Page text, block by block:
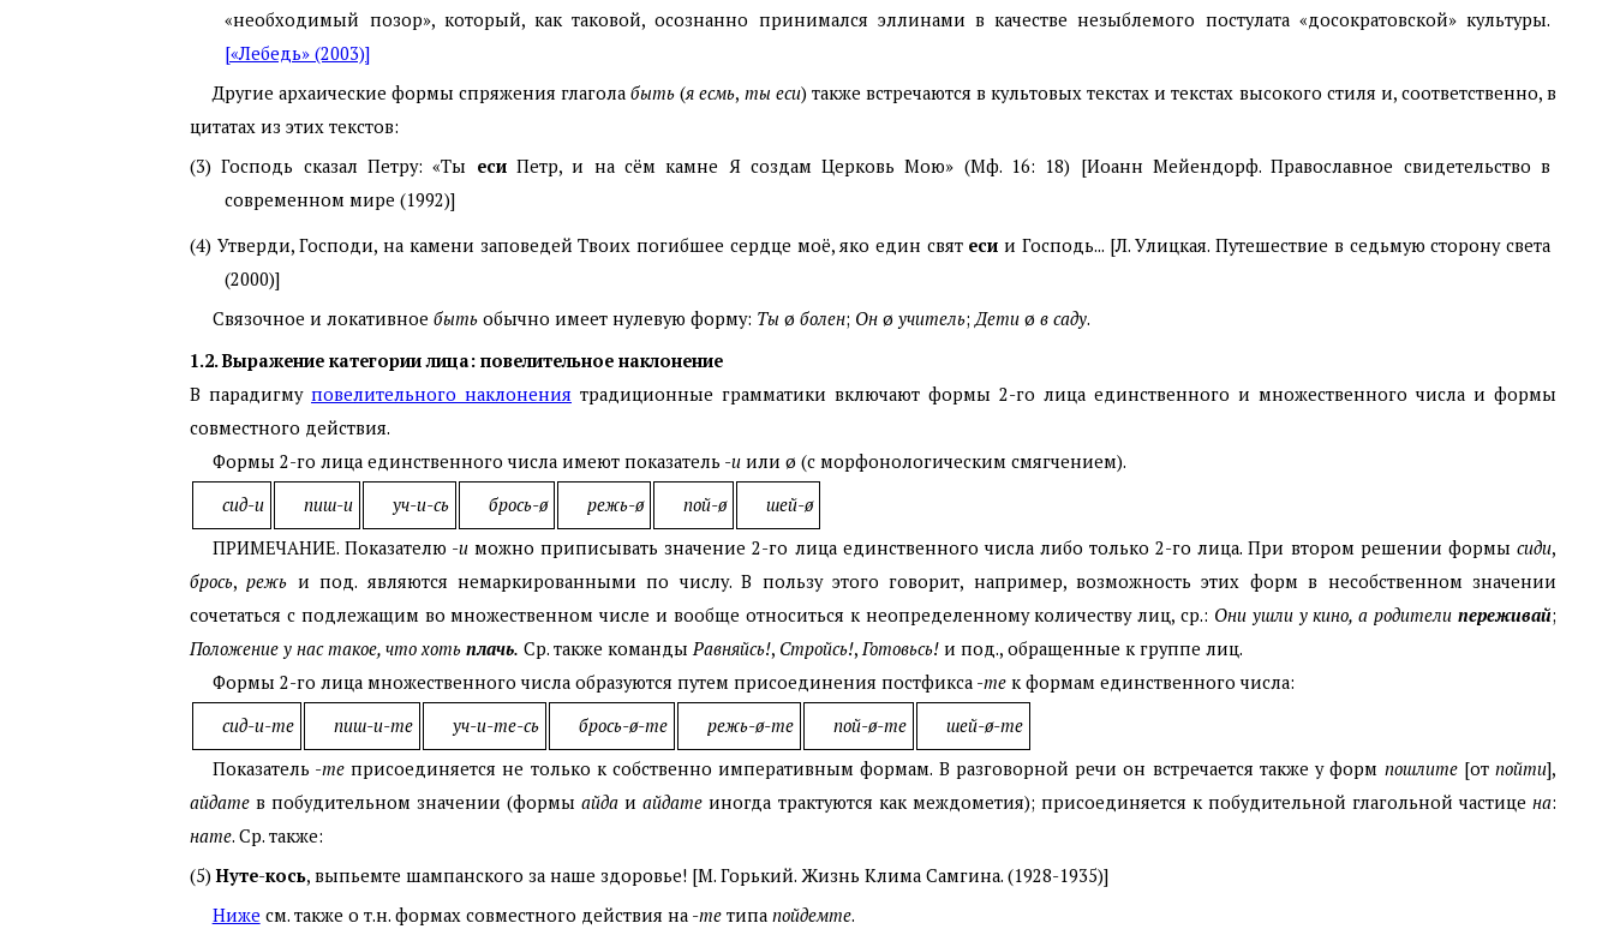
«необходимый позор», который, как таковой, осознанно принимался эллинами в качестве незыблемого постулата «досократовской» культуры.
[«Лебедь» (2003)]
Другие архаические формы спряжения глаголабыть (я есмь, ты еси) также встречаются в культовых текстах и текстах высокого стиля и, соответственно, в
цитатах из этих текстов:
(3) Господь сказал Петру: «Ты есиПетр, и на сём камне Я создам Церковь Мою» (Мф. 16: 18) [Иоанн Мейендорф. Православное свидетельство в
современном мире (1992)]
(4) Утверди, Господи, на камени заповедей Твоих погибшее сердце моё, яко един свят еси и Господь... [Л. Улицкая. Путешествие в седьмую сторону света
(2000)]
Связочное и локативное бытьобычно имеет нулевую форму: Ты ø болен; Онø учитель;Детиø в саду.
1.2. Выражение категории лица: повелительное наклонение
В парадигму повелительного наклонения традиционные грамматики включают формы 2-го лица единственного и множественного числа и формы
совместного действия.
Формы 2-го лица единственного числа имеют показатель -иили ø (с морфонологическим смягчением).
сид-и
пиш-и уч-и-сь брось-ø режь-ø пой-ø
шей-ø
ПРИМЕЧАНИЕ. Показателю -иможно приписывать значение 2-го лица единственного числа либо только 2-го лица. При втором решении формысиди,
брось,режь и под. являются немаркированными по числу. В пользу этого говорит, например, возможность этих форм в несобственном значении
сочетаться с подлежащим во множественном числе и вообще относиться к неопределенному количеству лиц, ср.: Они ушли у кино, а родителипереживай;
Положение у нас такое, что хоть плачь. Ср. также команды Равняйсь!, Стройсь!, Готовьсь! и под., обращенные к группе лиц.
Формы 2-го лица множественного числа образуются путем присоединения постфикса -тек формам единственного числа:
сид-и-те
пиш-и-те уч-и-те-сь брось-ø-те режь-ø-те пой-ø-те
шей-ø-те
Показатель -теприсоединяется не только к собственно императивным формам. В разговорной речи он встречается также у форм пошлите[отпойти],
айдате в побудительном значении (формыайда иайдате иногда трактуются как междометия); присоединяется к побудительной глагольной частицена:
нате. Ср. также:
(5)Нуте-кось, выпьемте шампанского за наше здоровье! [М. Горький. Жизнь Клима Самгина. (1928-1935)]
Ниже см. также о т.н. формах совместного действия на -тетипа пойдемте.